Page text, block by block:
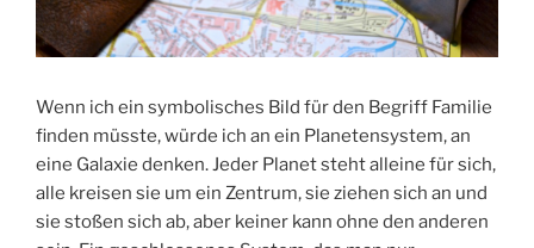
Wenn ich ein symbolisches Bild für den Begriff Familie
finden müsste, würde ich an ein Planetensystem, an
eine Galaxie denken. Jeder Planet steht alleine für sich,
alle kreisen sie um ein Zentrum, sie ziehen sich an und
sie stoßen sich ab, aber keiner kann ohne den anderen